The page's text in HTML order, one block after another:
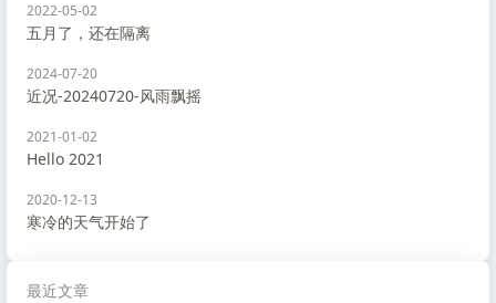
2022-05-02
五月了，还在隔离
2024-07-20
近况-20240720-风雨飘摇
2021-01-02
Hello 2021
2020-12-13
寒冷的天气开始了
最近文章